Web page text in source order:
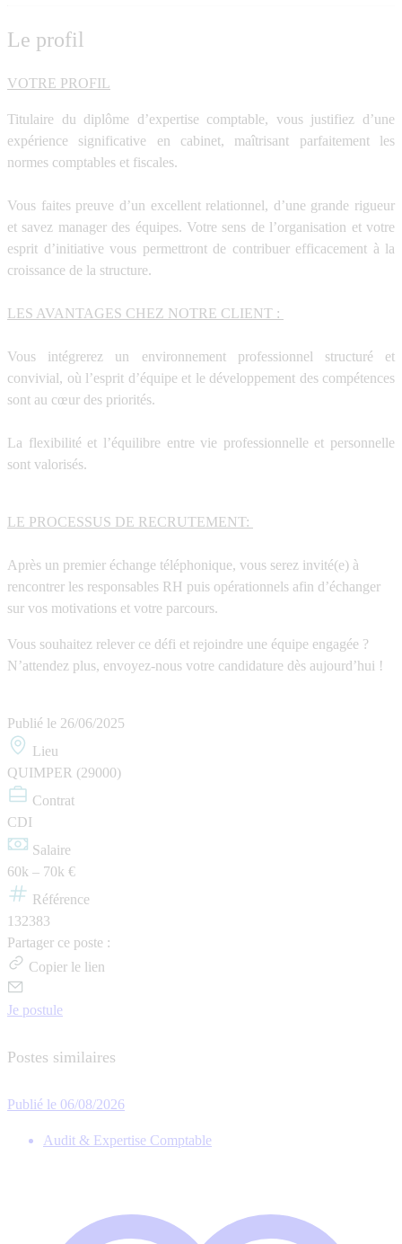
Le profil
VOTRE PROFIL
Titulaire du diplôme d’expertise comptable, vous justifiez d’une
expérience significative en cabinet, maîtrisant parfaitement les
normes comptables et fiscales.
Vous faites preuve d’un excellent relationnel, d’unegrande rigueur
et savez manager des équipes. Votre sens de l’organisation et votre
esprit d’initiative vous permettront de contribuer efficacement à la
croissance de la structure.
LES AVANTAGES CHEZ NOTRE CLIENT :
Vous intégrerez un environnement professionnel structuré et
convivial, où l’esprit d’équipe et le développement des compétences
sont au cœur des priorités.
La flexibilité et l’équilibre entre vie professionnelle et personnelle
sont valorisés.
LE PROCESSUS DE RECRUTEMENT:
Après un premier échange téléphonique, vous serez invité(e) à
rencontrer les responsables RH puis opérationnels afin d’échanger
sur vos motivations et votre parcours.
Vous souhaitez relever ce défi et rejoindre une équipe engagée ?
N’attendez plus, envoyez-nous votre candidature dès aujourd’hui !
Publié le 26/06/2025
Lieu
QUIMPER (29000)
Contrat
CDI
Salaire
60k – 70k €
Référence
132383
Partager ce poste :
Copier le lien
Je postule
Postes similaires
Publié le 06/08/2026
Audit & Expertise Comptable